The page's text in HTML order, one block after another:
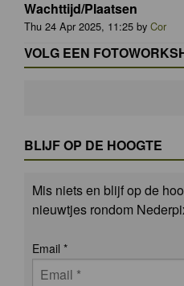
Wachttijd/Plaatsen
Thu 24 Apr 2025, 11:25 by Cor
VOLG EEN
BLIJF OP DE HOOGTE
Mis niets en blijf op de
nieuwtjes rondom
Email *